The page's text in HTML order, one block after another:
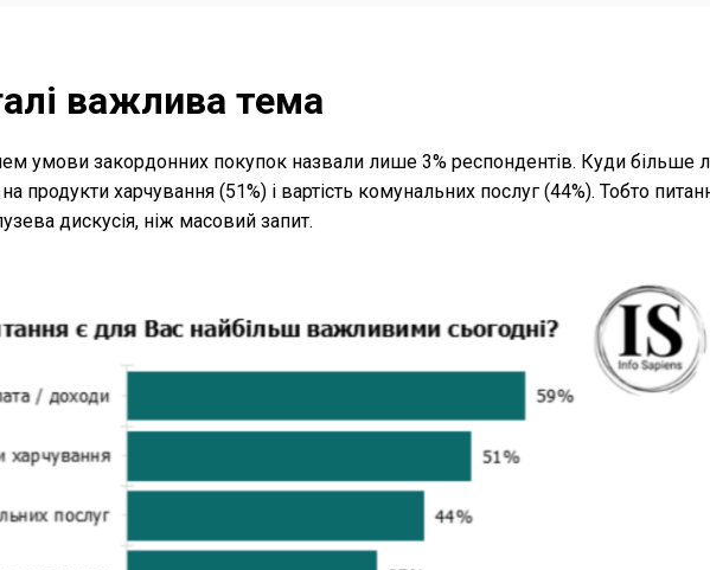
важлива тема
умови закордонних покупок назвали лише 3% респондентів. Куди більше
продукти харчування (51%) і вартість комунальних послуг (44%). Тобто
дискусія, ніж масовий запит.